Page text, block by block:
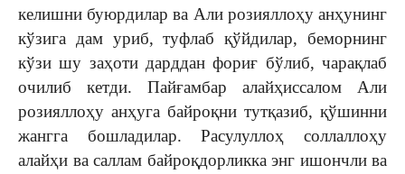
келишни буюрдилар ва Али розияллоҳу анҳунинг
кўзига дам уриб, туфлаб қўйдилар, беморнинг
кўзи шу заҳоти дарддан фориғ бўлиб, чарақлаб
очилиб кетди. Пайғамбар алайҳиссалом Али
розияллоҳу анҳуга байроқни тутқазиб, қўшинни
жангга бошладилар. Расулуллоҳ соллаллоҳу
алайҳи ва саллам байроқдорликка энг ишончли ва